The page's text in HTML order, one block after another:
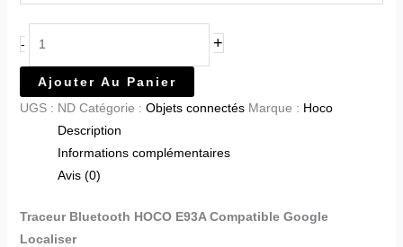
- +
Ajouter Au Panier
UGS : ND Catégorie : Objets connectés Marque : Hoco
Description
Informations complémentaires
Avis (0)
Traceur Bluetooth HOCO E93A Compatible Google
Localiser